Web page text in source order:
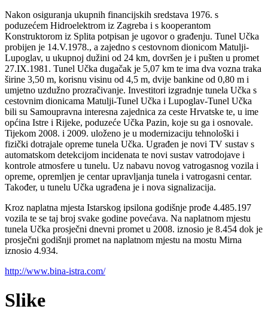
Nakon osiguranja ukupnih financijskih sredstava 1976. s
poduzećem Hidroelektrom iz Zagreba i s kooperantom
Konstruktorom iz Splita potpisan je ugovor o građenju. Tunel Učka
probijen je 14.V.1978., a zajedno s cestovnom dionicom Matulji-
Lupoglav, u ukupnoj dužini od 24 km, dovršen je i pušten u promet
27.IX.1981. Tunel Učka dugačak je 5,07 km te ima dva vozna traka
širine 3,50 m, korisnu visinu od 4,5 m, dvije bankine od 0,80 m i
umjetno uzdužno prozračivanje. Investitori izgradnje tunela Učka s
cestovnim dionicama Matulji-Tunel Učka i Lupoglav-Tunel Učka
bili su Samoupravna interesna zajednica za ceste Hrvatske te, u ime
općina Istre i Rijeke, poduzeće Učka Pazin, koje su ga i osnovale.
Tijekom 2008. i 2009. uloženo je u modernizaciju tehnološki i
fizički dotrajale opreme tunela Učka. Ugrađen je novi TV sustav s
automatskom detekcijom incidenata te novi sustav vatrodojave i
kontrole atmosfere u tunelu. Uz nabavu novog vatrogasnog vozila i
opreme, opremljen je centar upravljanja tunela i vatrogasni centar.
Također, u tunelu Učka ugrađena je i nova signalizacija.
Kroz naplatna mjesta Istarskog ipsilona godišnje prođe 4.485.197
vozila te se taj broj svake godine povećava. Na naplatnom mjestu
tunela Učka prosječni dnevni promet u 2008. iznosio je 8.454 dok je
prosječni godišnji promet na naplatnom mjestu na mostu Mirna
iznosio 4.934.
http://www.bina-istra.com/
Slike